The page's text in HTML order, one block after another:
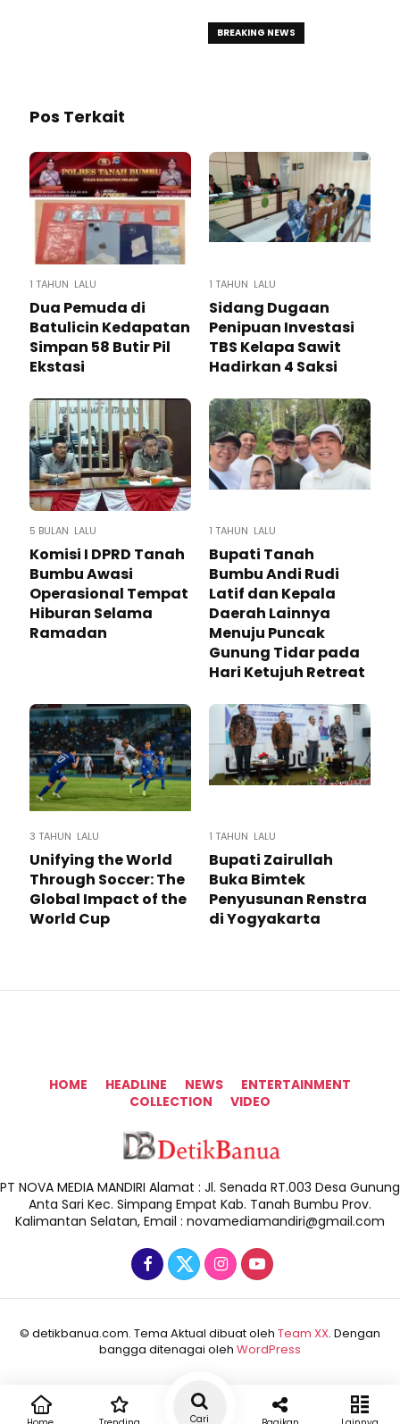
BREAKING NEWS
Pos Terkait
1 TAHUN LALU
Dua Pemuda di
Batulicin Kedapatan
Simpan 58 Butir Pil
Ekstasi
1 TAHUN LALU
Sidang Dugaan
Penipuan Investasi
TBS Kelapa Sawit
Hadirkan 4 Saksi
5 BULAN LALU
Komisi I DPRD Tanah
Bumbu Awasi
Operasional Tempat
Hiburan Selama
Ramadan
1 TAHUN LALU
Bupati Tanah
Bumbu Andi Rudi
Latif dan Kepala
Daerah Lainnya
Menuju Puncak
Gunung Tidar pada
Hari Ketujuh Retreat
3 TAHUN LALU
Unifying the World
Through Soccer: The
Global Impact of the
World Cup
1 TAHUN LALU
Bupati Zairullah
Buka Bimtek
Penyusunan Renstra
di Yogyakarta
HOME HEADLINE NEWS
ENTERTAINMENT
COLLECTION
VIDEO
PT NOVA MEDIA MANDIRI Alamat : Jl. Senada RT.003 Desa Gunung
Anta Sari Kec. Simpang Empat Kab. Tanah Bumbu Prov.
Kalimantan Selatan, Email : novamediamandiri@gmail.com
© detikbanua.com. Tema Aktual dibuat oleh Team XX. Dengan
bangga ditenagai oleh WordPress
Cari